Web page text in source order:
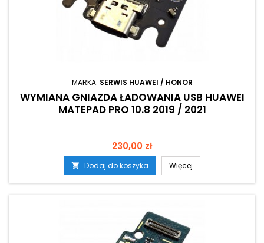
MARKA: SERWIS HUAWEI / HONOR
WYMIANA GNIAZDA ŁADOWANIA USB HUAWEI
MATEPAD PRO 10.8 2019 / 2021
Cena
230,00 zł
 Dodaj do koszyka Więcej